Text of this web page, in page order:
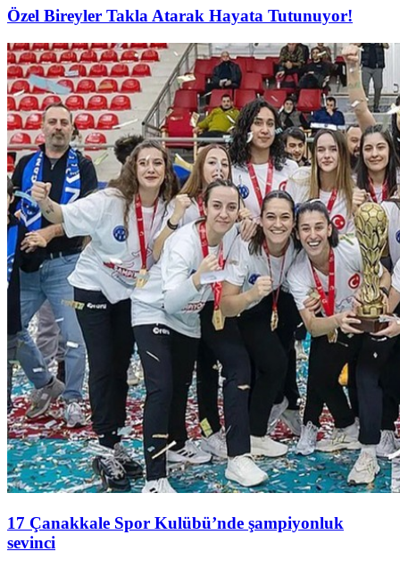
Özel Bireyler Takla Atarak Hayata Tutunuyor!
17 Çanakkale Spor Kulübü’nde şampiyonluk
sevinci